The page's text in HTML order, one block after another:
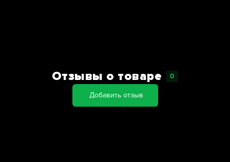
Отзывы о товаре 0
Добавить отзыв